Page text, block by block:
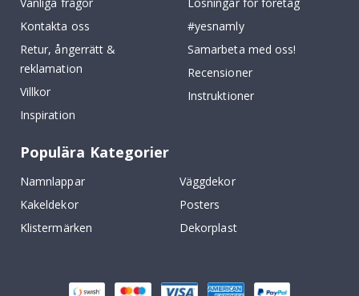
Kontakta oss
Retur, ångerrätt &
reklamation
Villkor
Inspiration
#yesnamly
Samarbeta med oss!
Recensioner
Instruktioner
Populära Kategorier
Namnlappar
Väggdekor
Kakeldekor
Posters
Klistermärken
Dekorplast